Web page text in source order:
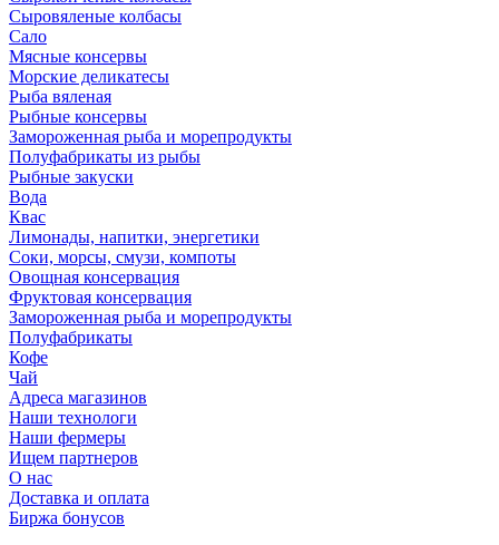
Сыровяленые колбасы
Сало
Мясные консервы
Морские деликатесы
Рыба вяленая
Рыбные консервы
Замороженная рыба и морепродукты
Полуфабрикаты из рыбы
Рыбные закуски
Вода
Квас
Лимонады, напитки, энергетики
Соки, морсы, смузи, компоты
Овощная консервация
Фруктовая консервация
Замороженная рыба и морепродукты
Полуфабрикаты
Кофе
Чай
Адреса магазинов
Наши технологи
Наши фермеры
Ищем партнеров
О нас
Доставка и оплата
Биржа бонусов